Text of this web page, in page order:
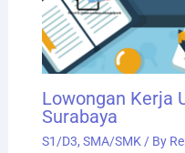
Lowongan Kerja
Surabaya
S1/D3, SMA/SMK / By